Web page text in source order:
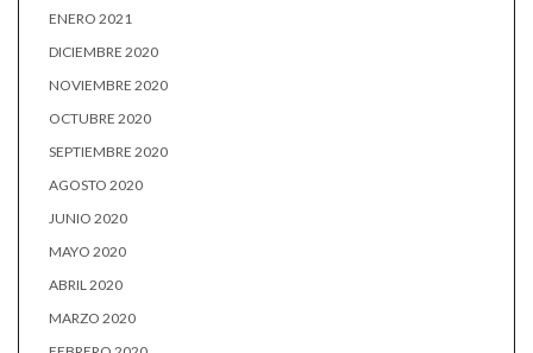
ENERO 2021
DICIEMBRE 2020
NOVIEMBRE 2020
OCTUBRE 2020
SEPTIEMBRE 2020
AGOSTO 2020
JUNIO 2020
MAYO 2020
ABRIL 2020
MARZO 2020